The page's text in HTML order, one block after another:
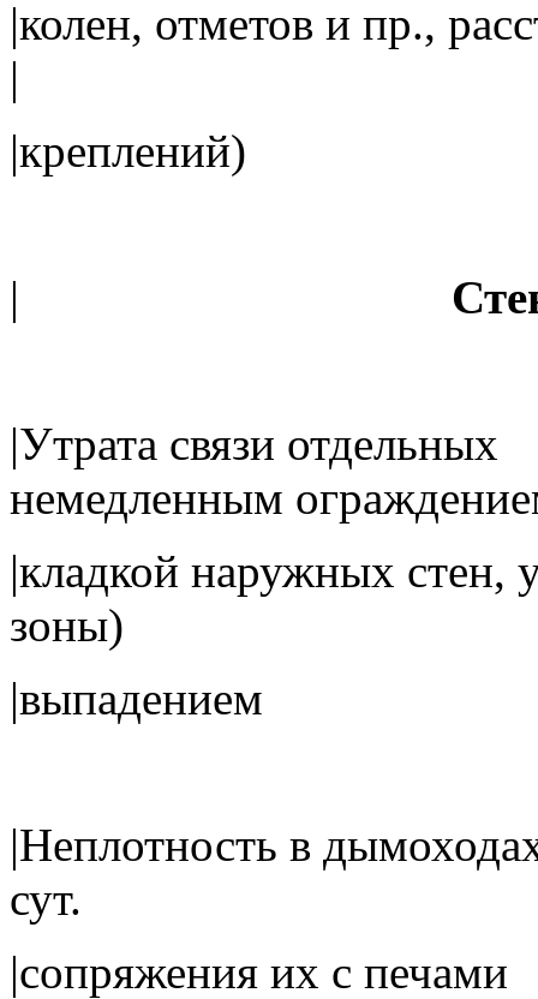
|колен, отметов
|
|
|Утрата связи
немедленным
|кладкой наружных
зоны)
|Неплотность в
сут.